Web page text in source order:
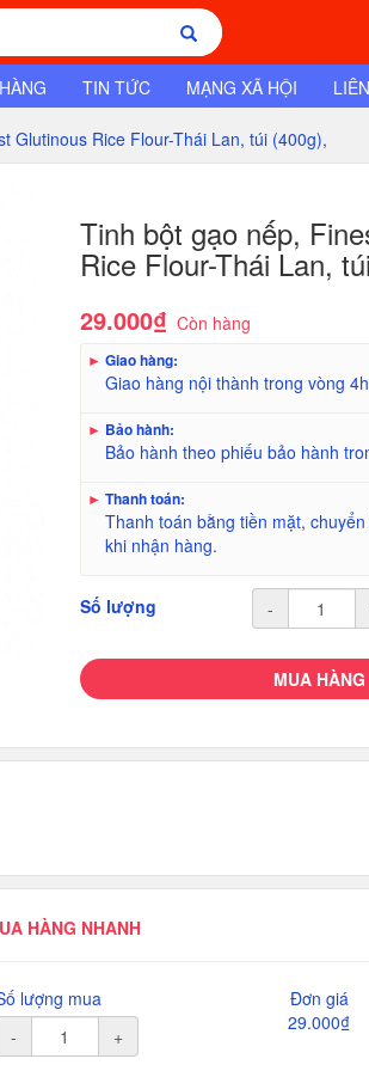
TIN TỨC MẠNG XÃ HỘI
Glutinous Rice Flour-Thái Lan, túi (400g),
Tinh bột gạo nếp,
Rice Flour-Thái Lan,
29.000₫ Còn hàng
► Giao hàng:
Giao hàng nội thành trong vòng
► Bảo hành:
Bảo hành theo phiếu bảo hành
► Thanh toán:
Thanh toán bằng tiền mặt,
khi nhận hàng.
Số lượng -
MUA HÀNG
HÀNG NHANH
lượng mua
-
+
Đơn giá
29.000₫